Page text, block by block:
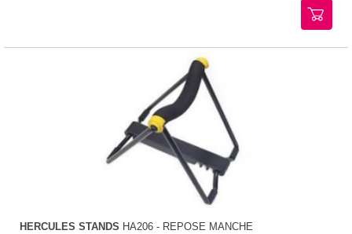
HERCULES STANDS HA206 - REPOSE MANCHE